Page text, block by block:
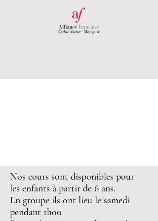
Nos cours sont disponibles pour
les enfants à partir de 6 ans.
En groupe ils ont lieu le samedi
pendant 1h00